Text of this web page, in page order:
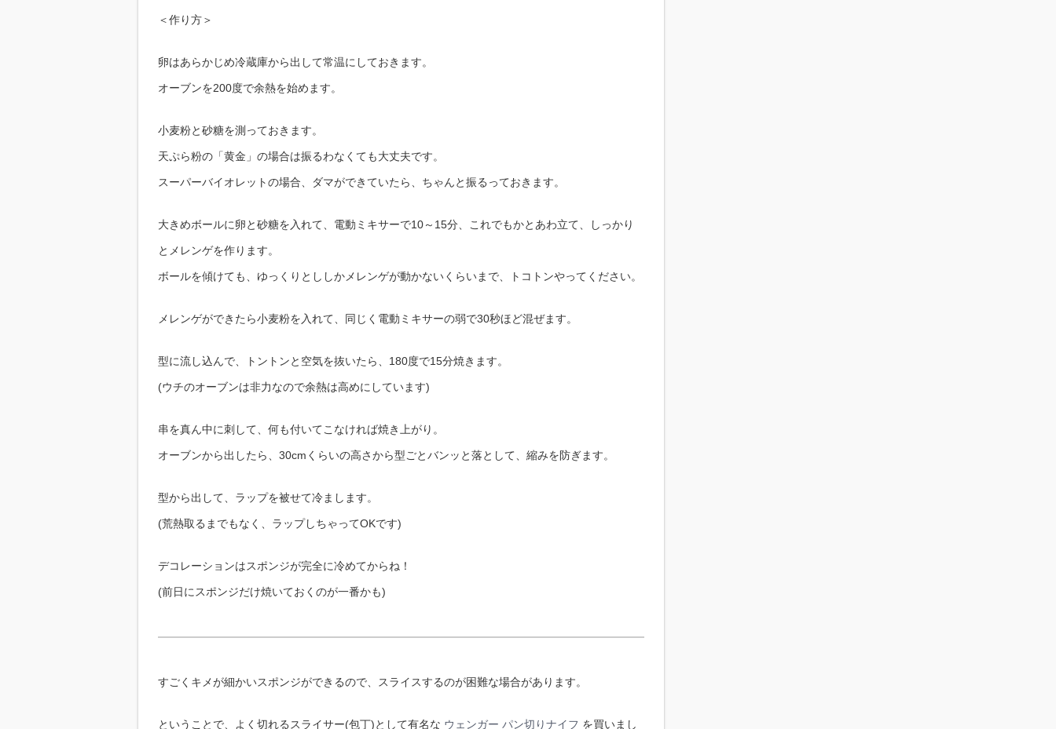
＜作り方＞
卵はあらかじめ冷蔵庫から出して常温にしておきます。
オーブンを200度で余熱を始めます。
小麦粉と砂糖を測っておきます。
天ぷら粉の「黄金」の場合は振るわなくても大丈夫です。
スーパーバイオレットの場合、ダマができていたら、ちゃんと振るっておきます。
大きめボールに卵と砂糖を入れて、電動ミキサーで10～15分、これでもかとあわ立て、しっかり
とメレンゲを作ります。
ボールを傾けても、ゆっくりとししかメレンゲが動かないくらいまで、トコトンやってください。
メレンゲができたら小麦粉を入れて、同じく電動ミキサーの弱で30秒ほど混ぜます。
型に流し込んで、トントンと空気を抜いたら、180度で15分焼きます。
(ウチのオーブンは非力なので余熱は高めにしています)
串を真ん中に刺して、何も付いてこなければ焼き上がり。
オーブンから出したら、30cmくらいの高さから型ごとバンッと落として、縮みを防ぎます。
型から出して、ラップを被せて冷まします。
(荒熱取るまでもなく、ラップしちゃってOKです)
デコレーションはスポンジが完全に冷めてからね！
(前日にスポンジだけ焼いておくのが一番かも)
すごくキメが細かいスポンジができるので、スライスするのが困難な場合があります。
ということで、よく切れるスライサー(包丁)として有名な ウェンガー パン切りナイフ を買いまし